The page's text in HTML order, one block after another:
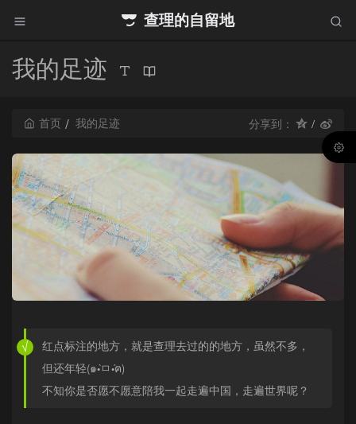
查理的自留地
我的足迹
首页 我的足迹 分享到：
红点标注的地方，就是查理去过的的地方，虽然不多，
但还年轻(๑•̀ㅁ•́ฅ)
不知你是否愿不愿意陪我一起走遍中国，走遍世界呢？